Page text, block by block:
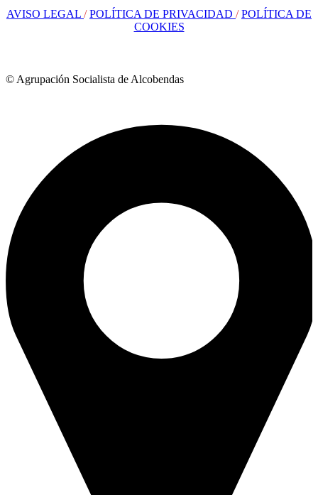
AVISO LEGAL /POLÍTICA DE PRIVACIDAD /POLÍTICA DE
COOKIES
© Agrupación Socialista de Alcobendas